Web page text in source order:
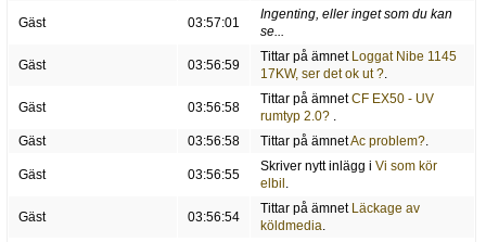
Gäst 03:57:01
Ingenting, eller inget som du kan
se...
Gäst 03:56:59
Tittar på ämnet Loggat Nibe 1145
17KW, ser det ok ut ?.
Gäst 03:56:58
Tittar på ämnetCF EX50 - UV
rumtyp 2.0? .
Gäst
03:56:58 Tittar på ämnetAc problem?.
Gäst 03:56:55
Skriver nytt inlägg i Vi som kör
elbil .
Gäst 03:56:54
Tittar på ämnet Läckage av
köldmedia.